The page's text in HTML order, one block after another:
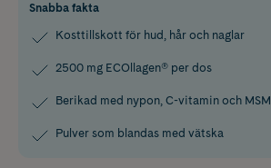
Snabba fakta
Kosttillskott för hud, hår och naglar
2500 mg ECOllagen® per dos
Berikad med nypon, C-vitamin och MSM
Pulver som blandas med vätska